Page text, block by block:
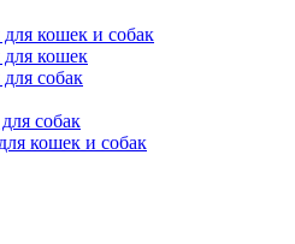
кошек и собак
кошек
собак
собак
кошек и собак